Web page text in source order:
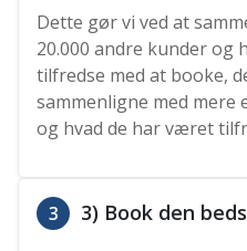
Dette gør vi ved at
20.000 andre kunder og
tilfredse med at booke,
sammenligne med mere
og hvad de har været
3 3) Book den